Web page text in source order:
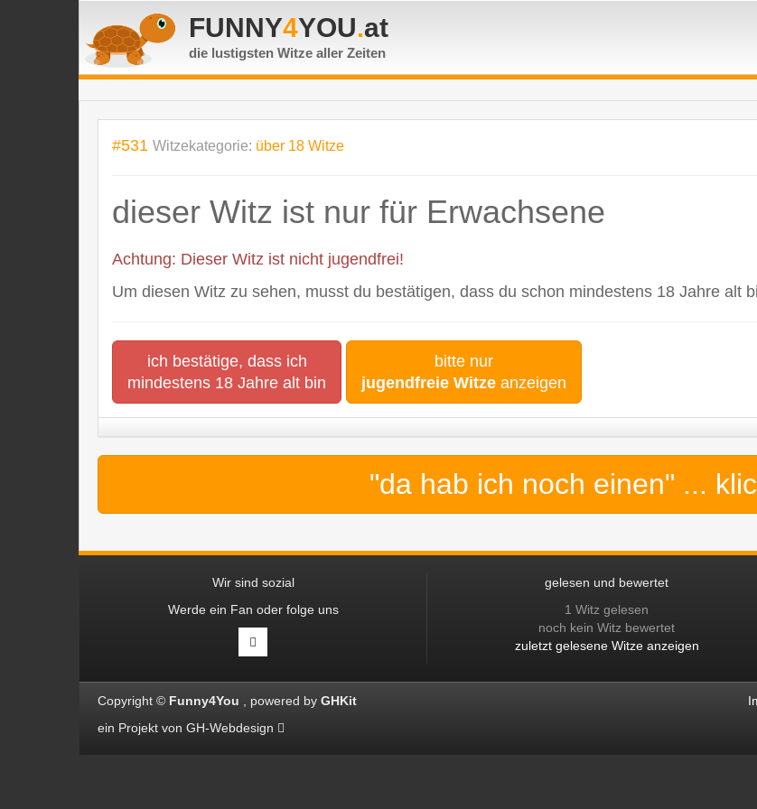
FUNNY4YOU.at
die lustigsten Witze aller Zeiten
#531 Witzekategorie: über 18 Witze
dieser Witz ist nur für Erwachsene
Achtung: Dieser Witz ist nicht jugendfrei!
Um diesen Witz zu sehen, musst du bestätigen, dass du schon mindestens 18 Jahre alt
ich bestätige, dass ich
mindestens 18 Jahre alt bin
bitte nur
jugendfreie Witze anzeigen
"da hab ich noch einen" ...
Wir sind sozial
Werde ein Fan oder folge uns
gelesen und bewertet
1 Witz gelesen
noch kein Witz bewertet
zuletzt gelesene Witze anzeigen
Copyright © Funny4You powered by GHKit
ein Projekt von GH-Webdesign